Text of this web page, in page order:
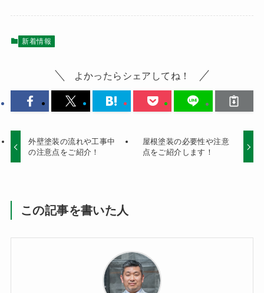
新着情報
よかったらシェアしてね！
外壁塗装の流れや工事中
の注意点をご紹介！
屋根塗装の必要性や注意
点をご紹介します！
この記事を書いた人